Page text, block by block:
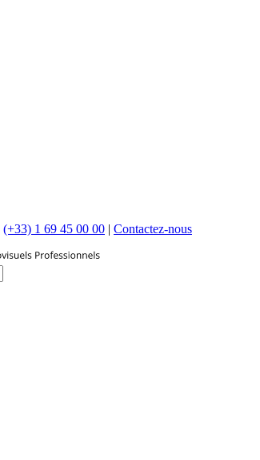
(+33) 1 69 45 00 00 | Contactez-nous